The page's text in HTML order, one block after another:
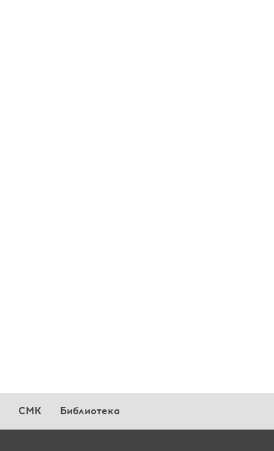
СМК Библиотека